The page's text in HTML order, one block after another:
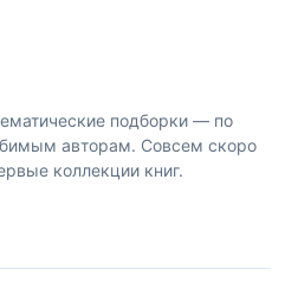
подборки — по
авторам. Совсем скоро
коллекции книг.